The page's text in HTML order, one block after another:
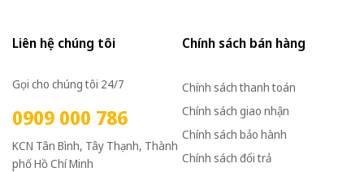
Liên hệ chúng tôi
Gọi cho chúng tôi 24/7
0909 000 786
KCN Tân Bình, Tây Thạnh, Thành
phố Hồ Chí Minh
Chính sách bán hàng
Chính sách thanh toán
Chính sách giao nhận
Chính sách bảo hành
Chính sách đổi trả